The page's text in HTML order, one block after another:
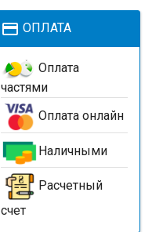
payment ОПЛАТА
Оплата
частями
Оплата онлайн
Наличными
Расчетный
счет